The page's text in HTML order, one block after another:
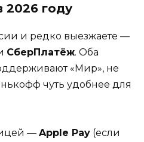
2026 году
и редко выезжаете —
СберПлатёж. Оба
«Мир», не
чуть удобнее для
— Apple Pay (если